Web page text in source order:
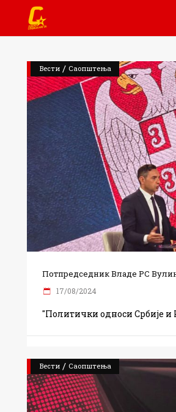
Вести / Саопштења
Потпредседник Владе РС
17/08/2024
"Политички односи Србије и
Вести / Саопштења